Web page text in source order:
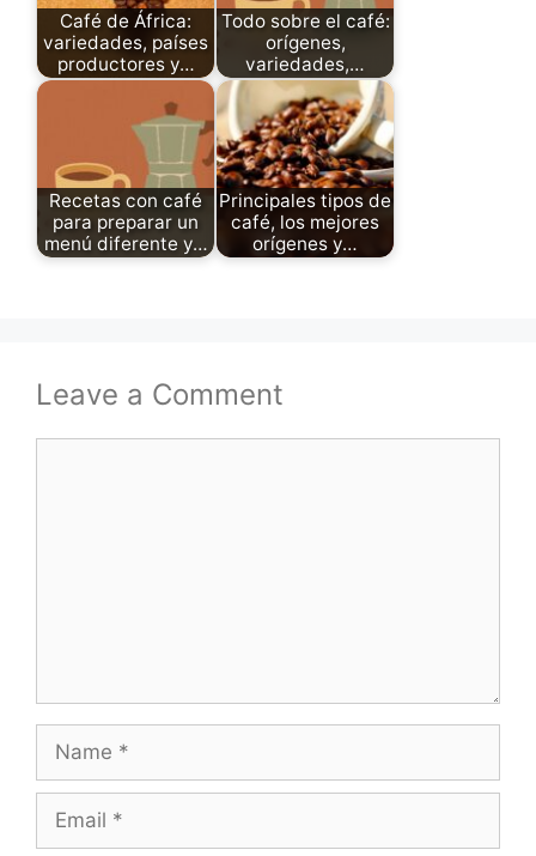
Café de África:
variedades, países
productores y…
Todo sobre el café:
orígenes,
variedades,…
Recetas con café
para preparar un
menú diferente y…
Principales tipos de
café, los mejores
orígenes y…
Leave a Comment